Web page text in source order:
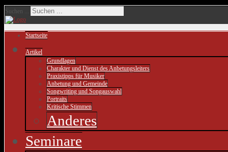
Suchen ...
Startseite
Artikel
Grundlagen
Charakter und Dienst des Anbetungsleiters
Praxistipps für Musiker
Anbetung und Gemeinde
Songwriting und Songauswahl
Portraits
Kritische Stimmen
Anderes
Seminare